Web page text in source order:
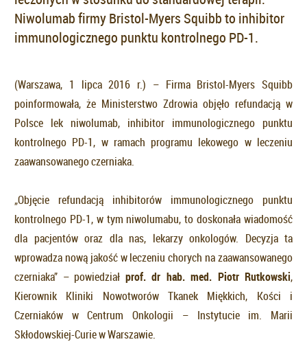
Niwolumab firmy Bristol-Myers Squibb to inhibitor
immunologicznego punktu kontrolnego PD-1.
(Warszawa, 1 lipca 2016 r.) – Firma Bristol-Myers Squibb
poinformowała, że Ministerstwo Zdrowia objęło refundacją w
Polsce lek niwolumab, inhibitor immunologicznego punktu
kontrolnego PD-1, w ramach programu lekowego w leczeniu
zaawansowanego czerniaka.
„Objęcie refundacją inhibitorów immunologicznego punktu
kontrolnego PD-1, w tym niwolumabu, to doskonała wiadomość
dla pacjentów oraz dla nas, lekarzy onkologów. Decyzja ta
wprowadza nową jakość w leczeniu chorych na zaawansowanego
czerniaka” – powiedział prof. dr hab. med. Piotr Rutkowski,
Kierownik Kliniki Nowotworów Tkanek Miękkich, Kości i
Czerniaków w Centrum Onkologii – Instytucie im. Marii
Skłodowskiej-Curie w Warszawie.